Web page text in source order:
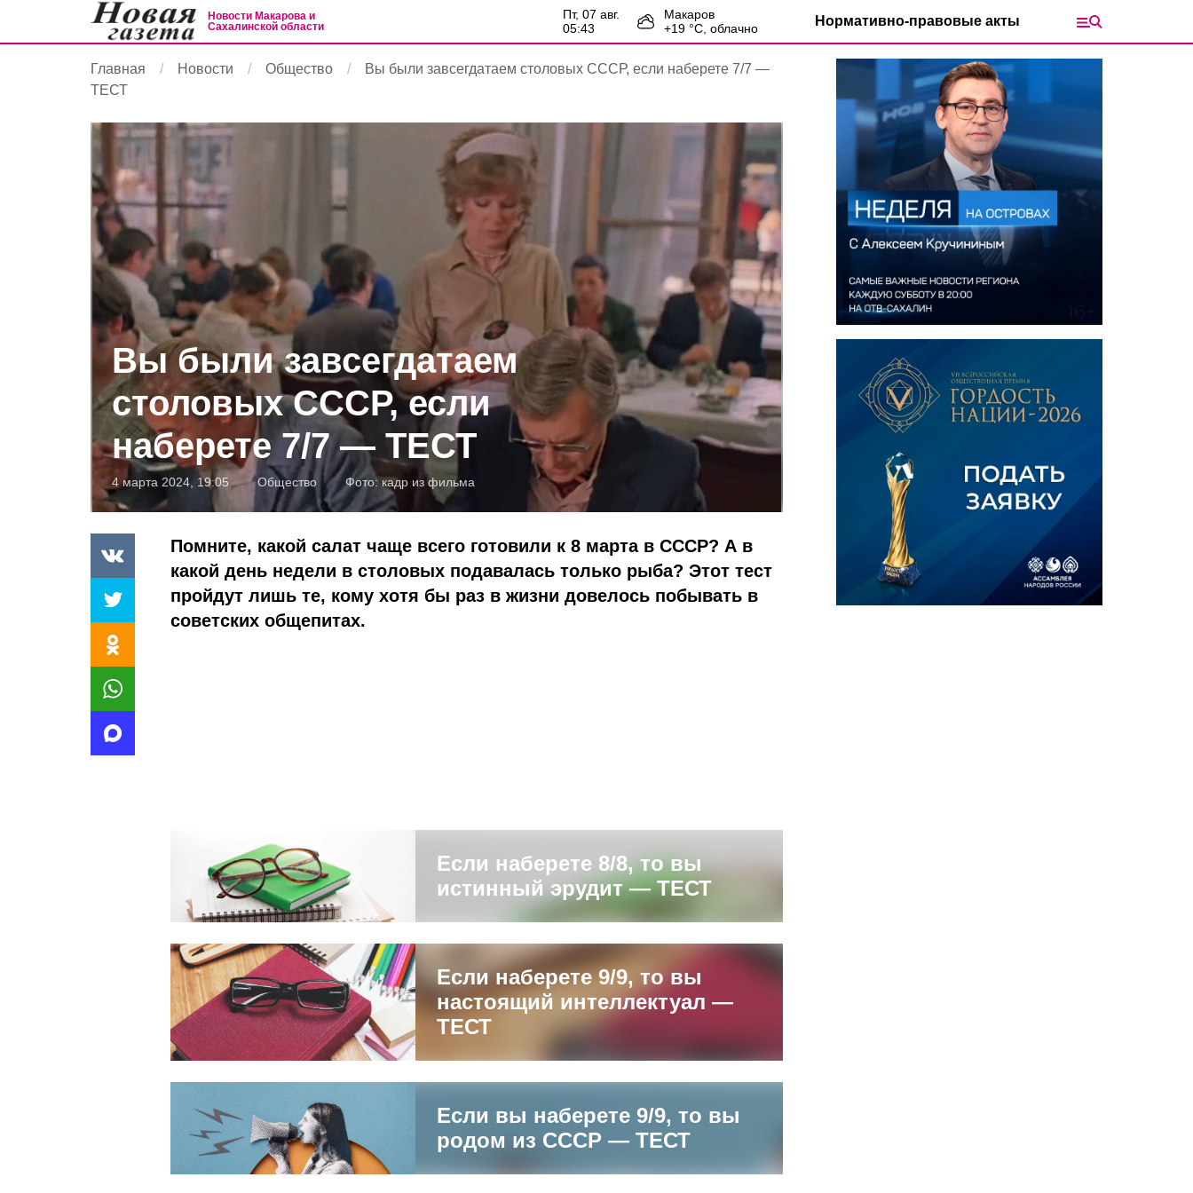
Новости Макарова и
Сахалинской области
пт, 07 авг.
05:43
Макаров
+19 °С, облачно Нормативно-правовые акты
Главная Новости Общество
Вы были завсегдатаем столовых СССР, если наберете 7/7 —
ТЕСТ
Вы были завсегдатаем
столовых СССР, если
наберете 7/7 — ТЕСТ
4 марта 2024, 19:05 Общество Фото: кадр из фильма
Помните, какой салат чаще всего готовили к 8 марта в СССР? А в
какой день недели в столовых подавалась только рыба? Этот тест
пройдут лишь те, кому хотя бы раз в жизни довелось побывать в
советских общепитах.
Если наберете 8/8, то вы
истинный эрудит — ТЕСТ
Если наберете 9/9, то вы
настоящий интеллектуал —
ТЕСТ
Если вы наберете 9/9, то вы
родом из СССР — ТЕСТ